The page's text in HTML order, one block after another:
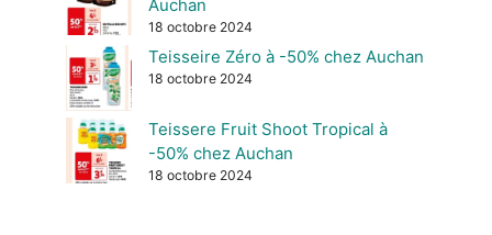
Auchan
18 octobre 2024
Teisseire Zéro à -50% chez Auchan
18 octobre 2024
Teissere Fruit Shoot Tropical à
-50% chez Auchan
18 octobre 2024